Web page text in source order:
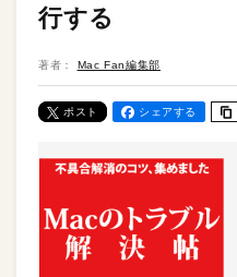
行する
著者： Mac Fan編集部
ポスト シェアする